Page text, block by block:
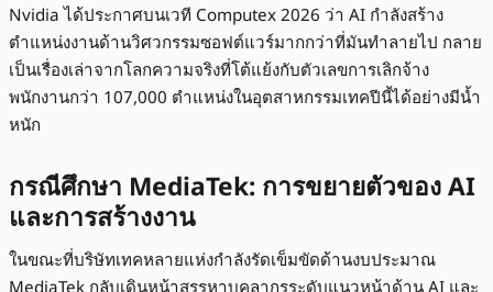
Nvidia ได้ประกาศบนเวที Computex 2026 ว่า AI กำลังสร้าง
ตำแหน่งงานด้านวิศวกรรมซอฟต์แวร์มากกว่าที่มันทำลายไป กลาย
เป็นเรื่องเล่าจากโลกความจริงที่โต้แย้งกับตัวเลขการเลิกจ้าง
พนักงานกว่า 107,000 ตำแหน่งในอุตสาหกรรมเทคปีนี้ได้อย่างมีน้ำ
หนัก
กรณีศึกษา MediaTek: การขยายตัวของ AI
และการสร้างงาน
ในขณะที่บริษัทเทคหลายแห่งกำลังรัดเข็มขัดด้านงบประมาณ
MediaTek กลับเดินหน้าสรรหาบุคลากรระดับแนวหน้าด้าน AI และ